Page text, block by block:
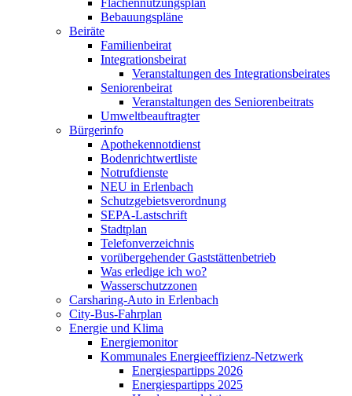
Flächennutzungsplan
Bebauungspläne
Beiräte
Familienbeirat
Integrationsbeirat
Veranstaltungen des Integrationsbeirates
Seniorenbeirat
Veranstaltungen des Seniorenbeitrats
Umweltbeauftragter
Bürgerinfo
Apothekennotdienst
Bodenrichtwertliste
Notrufdienste
NEU in Erlenbach
Schutzgebietsverordnung
SEPA-Lastschrift
Stadtplan
Telefonverzeichnis
vorübergehender Gaststättenbetrieb
Was erledige ich wo?
Wasserschutzzonen
Carsharing-Auto in Erlenbach
City-Bus-Fahrplan
Energie und Klima
Energiemonitor
Kommunales Energieeffizienz-Netzwerk
Energiespartipps 2026
Energiespartipps 2025